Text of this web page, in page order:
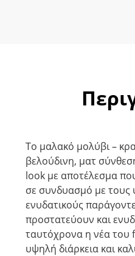
Το μαλακό μολύβι –
βελούδινη, ματ
look με αποτέλεσμα
σε συνδυασμό με τους
ενυδατικούς
προστατεύουν και
ταυτόχρονα η νέα του
υψηλή διάρκεια και